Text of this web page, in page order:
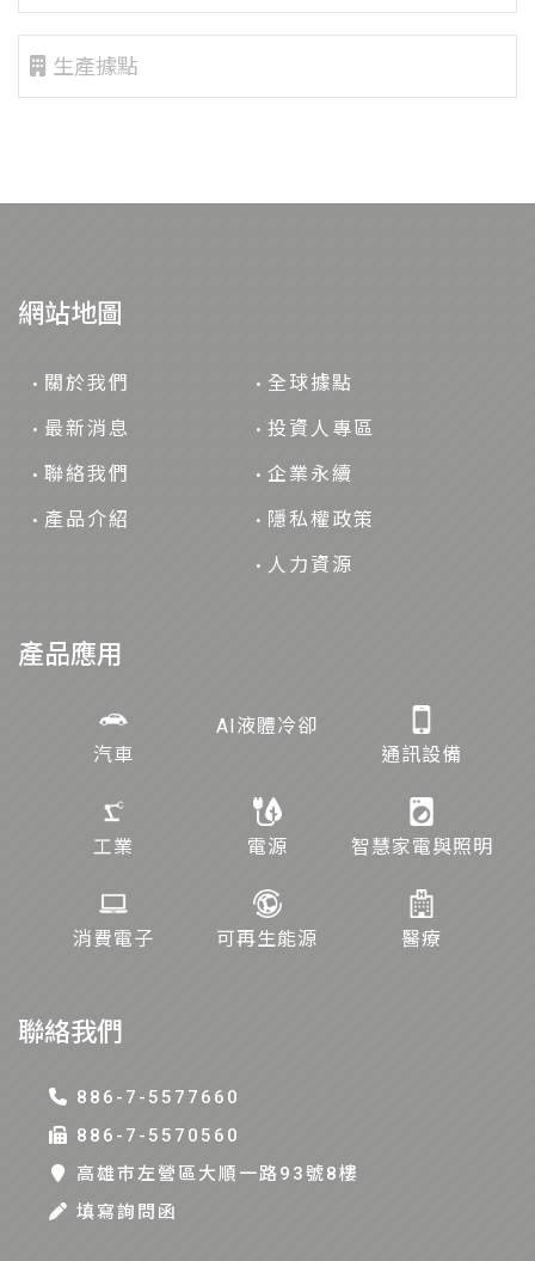
生產據點
網站地圖
關於我們
最新消息
聯絡我們
產品介紹
全球據點
投資人專區
企業永續
隱私權政策
人力資源
產品應用
汽車
AI液體冷卻
通訊設備
工業 電源 智慧家電與照明
消費電子 可再生能源 醫療
聯絡我們
886-7-5577660
886-7-5570560
高雄巿左營區大順一路93號8樓
填寫詢問函